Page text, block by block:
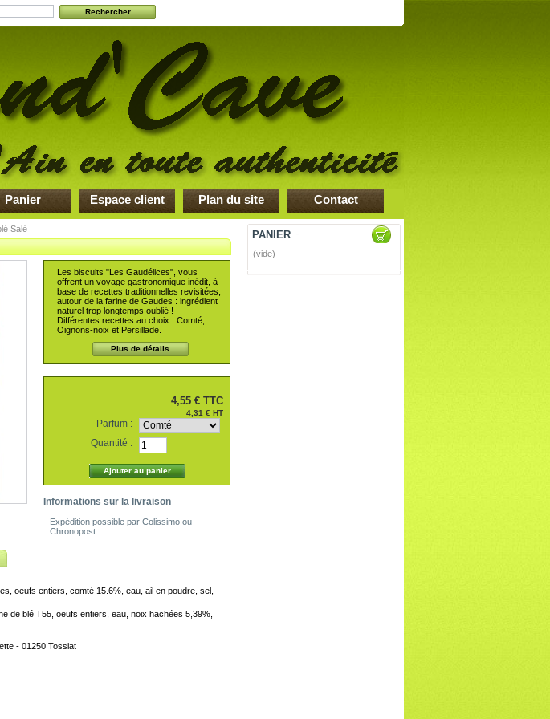
Panier Espace client Plan du site Contact
Salé
Les biscuits "Les Gaudélices", vous
offrent un voyage gastronomique inédit, à
base de recettes traditionnelles revisitées,
autour de la farine de Gaudes : ingrédient
naturel trop longtemps oublié !
Différentes recettes au choix : Comté,
Oignons-noix et Persillade.
Plus de détails
4,55 € TTC
4,31 € HT
Parfum :
Quantité :
Informations sur la livraison
Expédition possible par Colissimo ou
Chronopost
oeufs entiers, comté 15.6%, eau, ail en poudre, sel,
de blé T55, oeufs entiers, eau, noix hachées 5,39%,
- 01250 Tossiat
PANIER
(vide)